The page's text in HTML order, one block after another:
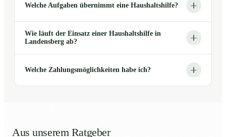
Welche Aufgaben übernimmt eine Haushaltshilfe?
Wie läuft der Einsatz einer Haushaltshilfe in
Landensberg ab?
Welche Zahlungsmöglichkeiten habe ich?
Aus unserem Ratgeber